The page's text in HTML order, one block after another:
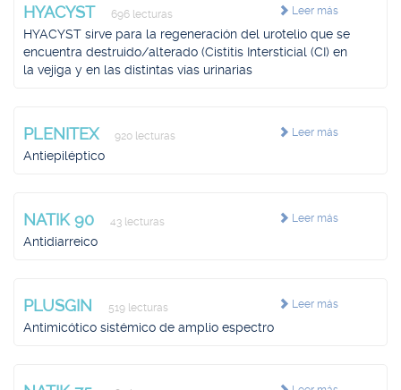
Leer más
HYACYST 696 lecturas
HYACYST sirve para la regeneración del urotelio que se
encuentra destruido/alterado (Cistitis Intersticial (CI) en
la vejiga y en las distintas vías urinarias
Leer más
PLENITEX 920 lecturas
Antiepiléptico
Leer más
NATIK 90 43 lecturas
Antidiarreico
Leer más
PLUSGIN 519 lecturas
Antimicótico sistémico de amplio espectro